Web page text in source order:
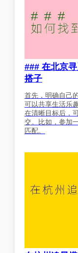
### 在北京
搭子
首先，明确自己
可以共享生活乐
在清晰目标后，
交。比如，参加
匹配。